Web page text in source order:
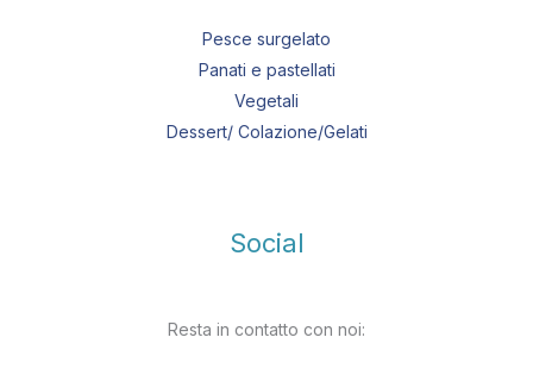
Pesce surgelato
Panati e pastellati
Vegetali
Dessert/ Colazione/Gelati
Social
Resta in contatto con noi: